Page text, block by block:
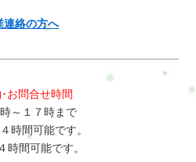
+
お問合せ・ご予約フォーム内容
せ内容必須お問い合わせ内容によ
ざいますのであらかじめご了承く
ーにご同意の上、お問い合わせ内
を動かすストレッチを取り入れる
は、首や肩だけでなく背中や骨
スを整えます。硬くなった僧帽筋
、呼吸しやすい状態へ導きます。
より立ち作業の負担軽減を目指し
家の生活や体の使い方を考慮した
連絡の方へ
お問合せ時間
～１７時まで
時間可能です。
時間可能です。